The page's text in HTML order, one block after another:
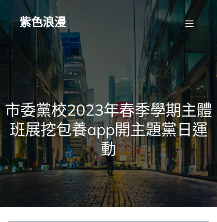
Skip
content紫色浪漫
市委黨校2023年春季學期主體
班展挖包養app開主題黨日運
動